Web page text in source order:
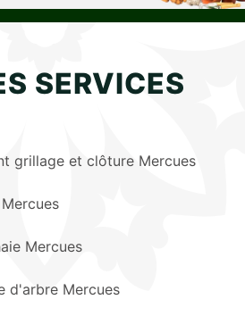
SERVICES
grillage et clôture Mercues
Mercues
d'arbre Mercues